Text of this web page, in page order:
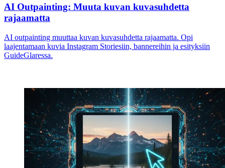
AI Outpainting: Muuta kuvan kuvasuhdetta
rajaamatta
AI outpainting muuttaa kuvan kuvasuhdetta rajaamatta. Opi
laajentamaan kuvia Instagram Storiesiin, bannereihin ja esityksiin
GuideGlaressa.